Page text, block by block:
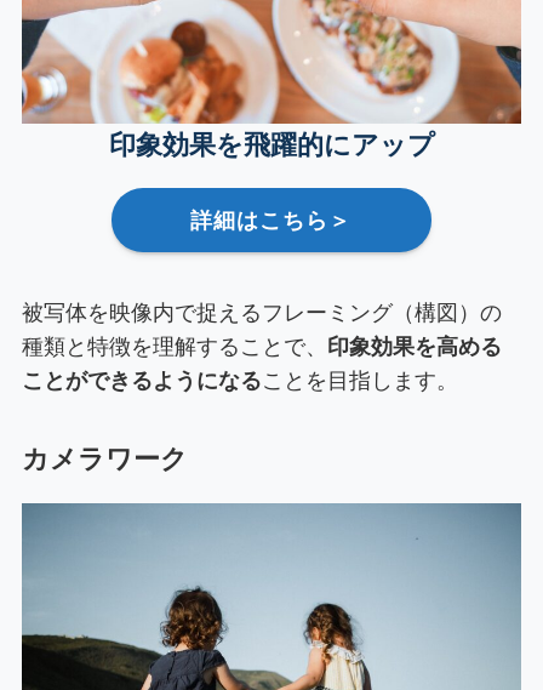
印象効果を飛躍的にアップ
詳細はこちら＞
被写体を映像内で捉えるフレーミング（構図）の
種類と特徴を理解することで、 印象効果を高める
ことができるようになることを目指します。
カメラワーク